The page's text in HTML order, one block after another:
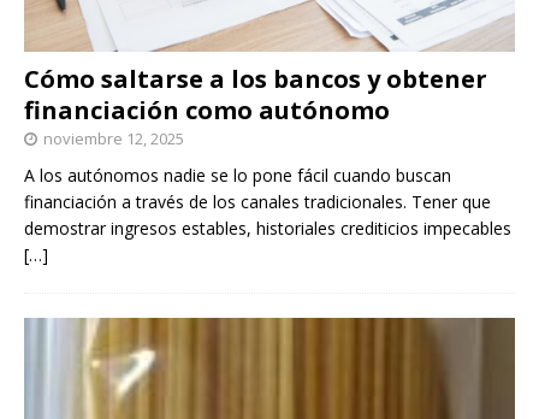
Cómo saltarse a los bancos y obtener
financiación como autónomo
noviembre 12, 2025
A los autónomos nadie se lo pone fácil cuando buscan
financiación a través de los canales tradicionales. Tener que
demostrar ingresos estables, historiales crediticios impecables
[…]